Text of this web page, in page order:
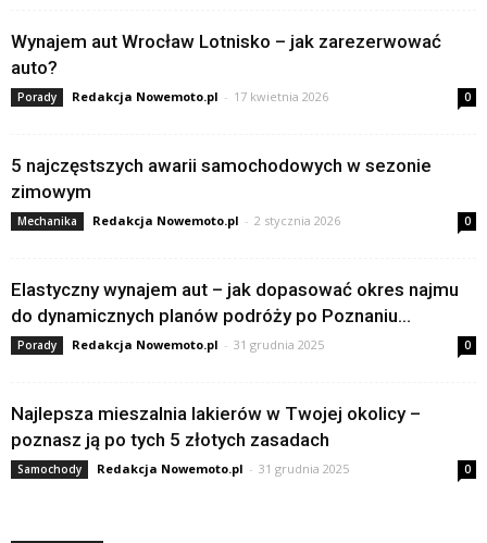
Wynajem aut Wrocław Lotnisko – jak zarezerwować
auto?
Porady Redakcja Nowemoto.pl - 17 kwietnia 2026 0
5 najczęstszych awarii samochodowych w sezonie
zimowym
Mechanika Redakcja Nowemoto.pl - 2 stycznia 2026 0
Elastyczny wynajem aut – jak dopasować okres najmu
do dynamicznych planów podróży po Poznaniu...
Porady Redakcja Nowemoto.pl - 31 grudnia 2025 0
Najlepsza mieszalnia lakierów w Twojej okolicy –
poznasz ją po tych 5 złotych zasadach
Samochody Redakcja Nowemoto.pl - 31 grudnia 2025 0